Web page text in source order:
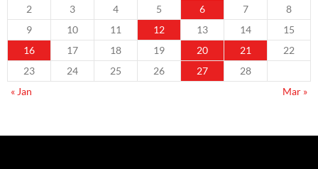
2
3 4 5 6 7
8
9
10 11 12 13 14
15
16
17 18 19 20 21
22
23
24 25 26 27
28
« Jan
Mar »